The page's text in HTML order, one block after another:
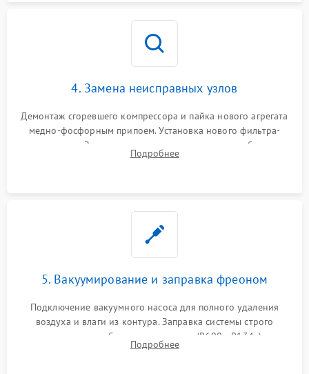
4. Замена неисправных узлов
Демонтаж сгоревшего компрессора и пайка нового агрегата
медно-фосфорным припоем. Установка нового фильтра-
осушителя. Замена изношенных вентиляторов обдува,
сломанных заслонок или поврежденных дверных петель.
Подробнее
5. Вакуумирование и заправка фреоном
Подключение вакуумного насоса для полного удаления
воздуха и влаги из контура. Заправка системы строго
дозированным объемом хладагента (R600a, R134a) по
электронным весам. Контроль рабочего давления в системе.
Подробнее